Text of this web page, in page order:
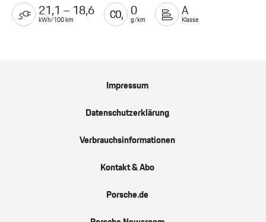
21,1 – 18,6
kWh/100 km
0
g/km
A
Klasse
Impressum
Datenschutzerklärung
Verbrauchsinformationen
Kontakt & Abo
Porsche.de